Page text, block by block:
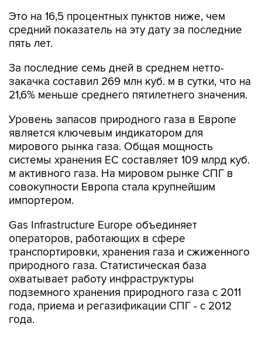
Это на 16,5 процентных пунктов ниже, чем
средний показатель на эту дату за последние
пять лет.
За последние семь дней в среднем нетто-
закачка составил 269 млн куб. м в сутки, что на
21,6% меньше среднего пятилетнего значения.
Уровень запасов природного газа в Европе
является ключевым индикатором для
мирового рынка газа. Общая мощность
системы хранения ЕС составляет 109 млрд куб.
м активного газа. На мировом рынке СПГ в
совокупности Европа стала крупнейшим
импортером.
Gas Infrastructure Europe объединяет
операторов, работающих в сфере
транспортировки, хранения газа и сжиженного
природного газа. Статистическая база
охватывает работу инфраструктуры
подземного хранения природного газа с 2011
года, приема и регазификации СПГ - с 2012
года.